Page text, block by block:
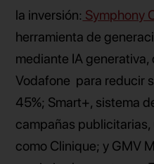
la inversión: Symphony
herramienta de
mediante IA
Vodafone para reducir
45%; Smart+, sistema
campañas
como Clinique; y GMV